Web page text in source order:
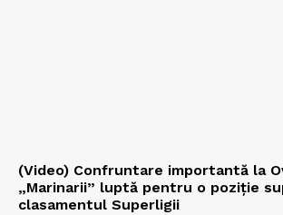
(Video) Confruntare importantă la
„Marinarii” luptă pentru o poziție
clasamentul Superligii